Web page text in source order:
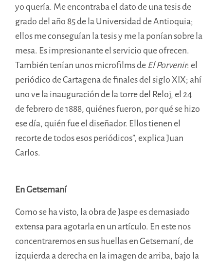
yo quería. Me encontraba el dato de una tesis de
grado del año 85 de la Universidad de Antioquia;
ellos me conseguían la tesis y me la ponían sobre la
mesa. Es impresionante el servicio que ofrecen.
También tenían unos microfilms de El Porvenir: el
periódico de Cartagena de finales del siglo XIX; ahí
uno ve la inauguración de la torre del Reloj, el 24
de febrero de 1888, quiénes fueron, por qué se hizo
ese día, quién fue el diseñador. Ellos tienen el
recorte de todos esos periódicos”, explica Juan
Carlos.
En Getsemaní
Como se ha visto, la obra de Jaspe es demasiado
extensa para agotarla en un artículo. En este nos
concentraremos en sus huellas en Getsemaní, de
izquierda a derecha en la imagen de arriba, bajo la